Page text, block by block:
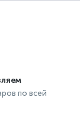
по всей